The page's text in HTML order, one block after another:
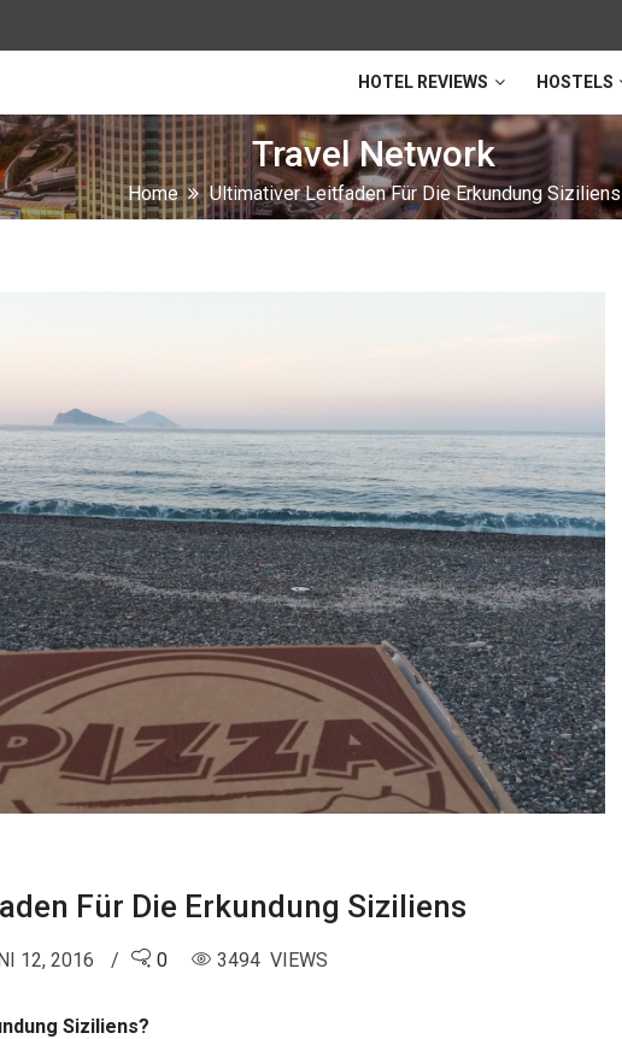
HOTEL REVIEWS HOSTELS
Travel Network
Home Ultimativer Leitfaden Für Die Erkundung Siziliens
Für Die Erkundung Siziliens
12, 2016 0 3494 VIEWS
Siziliens?